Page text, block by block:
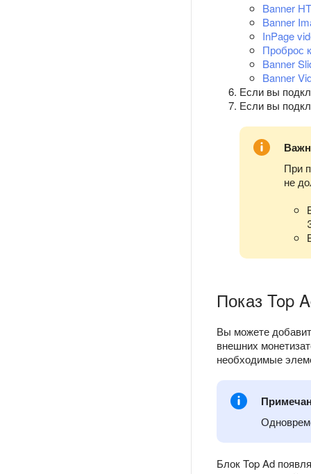
Banner
Banner
InPage
Проброс
Banner
Banner
Если вы
Если вы
При
не
Показ Top
Вы можете
внешних
необходимые
Блок Top Ad